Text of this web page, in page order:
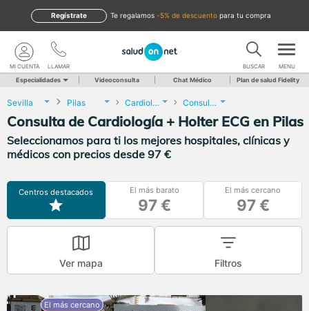
te regalamos -5% de descuento para tu compra
Regístrate
LLAMAR
MI CUENTA BUSCAR MENU
Especialidades Videoconsulta Chat Médico Plan de salud Fidelity
Sevilla Pilas Cardiología Consulta de Cardiología + Holter ECG
Consulta de Cardiología + Holter ECG en Pilas
Seleccionamos para ti los mejores hospitales, clínicas y
médicos con precios desde 97 €
Centros destacados El más barato
97 €
El más cercano
97 €
Ver mapa Filtros